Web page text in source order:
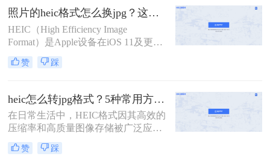
您快速完成格式转换。
照片的heic格式怎么换jpg？这二种方法轻松转换！
HEIC（High Efficiency Image
Format）是Apple设备在iOS 11及更高
版本中引入的一种新型图像格式，旨
在通过HEVC（High Efficiency Video
压缩。然而，由于HEIC格式的兼容性
在非Apple设备上较差，许多用户需
要将HEIC格式的照片转换为JPG格
式。那么照片的heic格式怎么换jpg
呢？本文将介绍两种将HEIC格式照片
转换为JPG格式的方法。
赞 踩
heic怎么转jpg格式？5种常用方法详细解析！
在日常生活中，HEIC格式因其高效的
压缩率和高质量图像存储被广泛应用
于苹果设备中。然而，由于其兼容性
较差，许多老旧设备或平台无法直接
赞 踩